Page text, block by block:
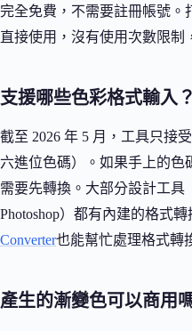
完全免費，不需要註冊帳號。
直接使用，沒有使用次數限制
支援哪些色彩格式輸入
截至 2026 年 5 月，工具只接
六進位色碼）。如果手上的色
需要先轉換。大部分設計工具
Photoshop）都有內建的格式轉
Converter也能幫忙處理格式轉
產生的漸變色可以商用